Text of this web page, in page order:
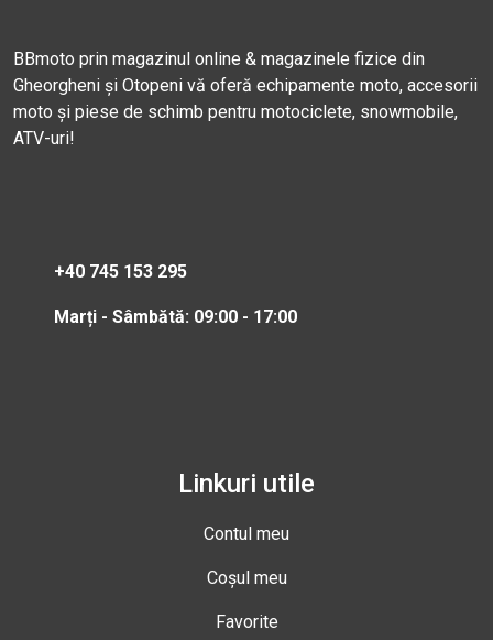
BBmoto prin magazinul online & magazinele fizice din
Gheorgheni și Otopeni vă oferă echipamente moto, accesorii
moto și piese de schimb pentru motociclete, snowmobile,
ATV-uri!
+40 745 153 295
Marți - Sâmbătă: 09:00 - 17:00
Linkuri utile
Contul meu
Coșul meu
Favorite